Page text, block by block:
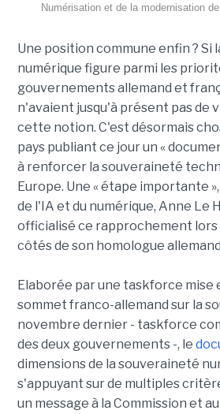
Numérisation et de la modernisation
Une position commune enfin ? Si
numérique figure parmi les
gouvernements allemand et
n'avaient jusqu'à présent pas de
cette notion. C'est désormais
pays publiant ce jour un «
à renforcer la souveraineté
Europe. Une « étape importante
de l'IA et du numérique, Anne Le
officialisé ce rapprochement lors
côtés de son homologue
Elaborée par une taskforce mise
sommet franco-allemand sur la
novembre dernier - taskforce
des deux gouvernements -, le
dimensions de la souveraineté
s'appuyant sur de multiples
un message à la Commission et